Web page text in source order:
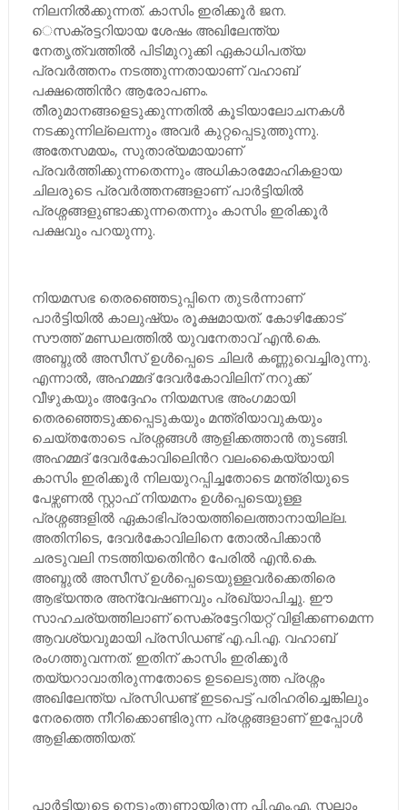
നിലനില്‍ക്കുന്നത്. കാസിം ഇരിക്കൂര്‍ ജന.
െസക്രട്ടറിയായ ശേഷം അഖിലേന്ത്യ
നേതൃത്വത്തില്‍ പിടിമുറുക്കി ഏകാധിപത്യ
പ്രവര്‍ത്തനം നടത്തുന്നതായാണ് വഹാബ്
പക്ഷത്തിെന്‍റ ആരോപണം.
തീരുമാനങ്ങളെടുക്കുന്നതില്‍ കൂടിയാലോചനകള്‍
നടക്കുന്നില്ലെന്നും അവര്‍ കുറ്റപ്പെടുത്തുന്നു.
അതേസമയം, സുതാര്യമായാണ്
പ്രവര്‍ത്തിക്കുന്നതെന്നും അധികാരമോഹികളായ
ചിലരുടെ പ്രവര്‍ത്തനങ്ങളാണ് പാര്‍ട്ടിയില്‍
പ്രശ്നങ്ങളുണ്ടാക്കുന്നതെന്നും കാസിം ഇരിക്കൂര്‍
പക്ഷവും പറയുന്നു.
നിയമസഭ തെരഞ്ഞെടുപ്പിനെ തുടര്‍ന്നാണ്
പാര്‍ട്ടിയില്‍ കാലുഷ്യം രൂക്ഷമായത്. കോഴിക്കോട്
സൗത്ത് മണ്ഡലത്തില്‍ യുവനേതാവ് എന്‍.കെ.
അബ്ദുല്‍ അസീസ് ഉള്‍പ്പെടെ ചിലര്‍ കണ്ണുവെച്ചിരുന്നു.
എന്നാല്‍, അഹമ്മദ് ദേവര്‍കോവിലിന് നറുക്ക്
വീഴുകയും അദ്ദേഹം നിയമസഭ അംഗമായി
തെരഞ്ഞെടുക്കപ്പെടുകയും മന്ത്രിയാവുകയും
ചെയ്തതോടെ പ്രശ്നങ്ങള്‍ ആളിക്കത്താന്‍ തുടങ്ങി.
അഹമ്മദ് ദേവര്‍കോവിലിെന്‍റ വലംകൈയ്യായി
കാസിം ഇരിക്കൂര്‍ നിലയുറപ്പിച്ചതോടെ മന്ത്രിയുടെ
പേഴ്സണല്‍ സ്റ്റാഫ് നിയമനം ഉള്‍പ്പെടെയുള്ള
പ്രശ്നങ്ങളില്‍ ഏകാഭിപ്രായത്തിലെത്താനായില്ല.
അതിനിടെ, ദേവര്‍കോവിലിനെ തോല്‍പിക്കാന്‍
ചരടുവലി നടത്തിയതിെന്‍റ പേരില്‍ എന്‍.കെ.
അബ്ദുല്‍ അസീസ് ഉള്‍പ്പെടെയുള്ളവര്‍ക്കെതിരെ
ആഭ്യന്തര അന്വേഷണവും പ്രഖ്യാപിച്ചു. ഈ
സാഹചര്യത്തിലാണ് സെക്രട്ടേറിയറ്റ് വിളിക്കണമെന്ന
ആവശ്യവുമായി പ്രസിഡണ്ട് എ.പി.എ. വഹാബ്
രംഗത്തുവന്നത്. ഇതിന് കാസിം ഇരിക്കൂര്‍
തയ്യറാവാതിരുന്നതോടെ ഉടലെടുത്ത പ്രശ്നം
അഖിലേന്ത്യ പ്രസിഡണ്ട് ഇടപെട്ട് പരിഹരിച്ചെങ്കിലും
നേരത്തെ നീറിക്കൊണ്ടിരുന്ന പ്രശ്നങ്ങളാണ് ഇപ്പോള്‍
ആളിക്കത്തിയത്.
പാര്‍ട്ടിയുടെ നെടുംതൂണായിരുന്ന പി.എം.എ. സലാം